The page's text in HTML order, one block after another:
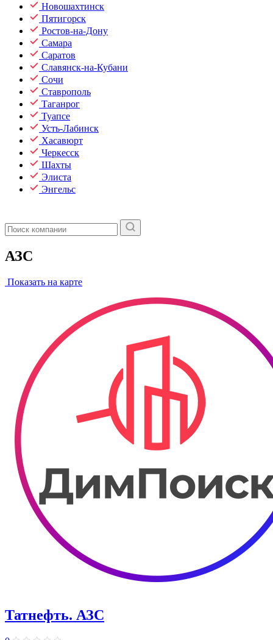
Новошахтинск
Пятигорск
Ростов-на-Дону
Самара
Саратов
Славянск-на-Кубани
Сочи
Ставрополь
Таганрог
Туапсе
Усть-Лабинск
Хасавюрт
Черкесск
Шахты
Элиста
Энгельс
АЗС
Показать на карте
Татнефть. АЗС